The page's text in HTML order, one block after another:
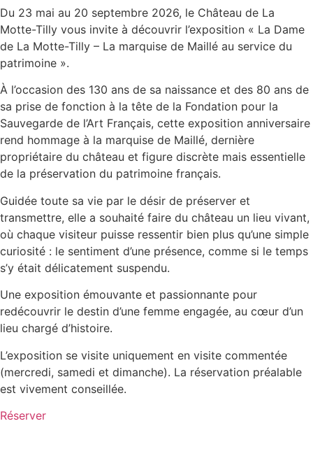
Du 23 mai au 20 septembre 2026, le Château de La
Motte-Tilly vous invite à découvrir l’exposition « La Dame
de La Motte-Tilly – La marquise de Maillé au service du
patrimoine ».
À l’occasion des 130 ans de sa naissance et des 80 ans de
sa prise de fonction à la tête de la Fondation pour la
Sauvegarde de l’Art Français, cette exposition anniversaire
rend hommage à la marquise de Maillé, dernière
propriétaire du château et figure discrète mais essentielle
de la préservation du patrimoine français.
Guidée toute sa vie par le désir de préserver et
transmettre, elle a souhaité faire du château un lieu vivant,
où chaque visiteur puisse ressentir bien plus qu’une simple
curiosité : le sentiment d’une présence, comme si le temps
s’y était délicatement suspendu.
Une exposition émouvante et passionnante pour
redécouvrir le destin d’une femme engagée, au cœur d’un
lieu chargé d’histoire.
L’exposition se visite uniquement en visite commentée
(mercredi, samedi et dimanche). La réservation préalable
est vivement conseillée.
Réserver